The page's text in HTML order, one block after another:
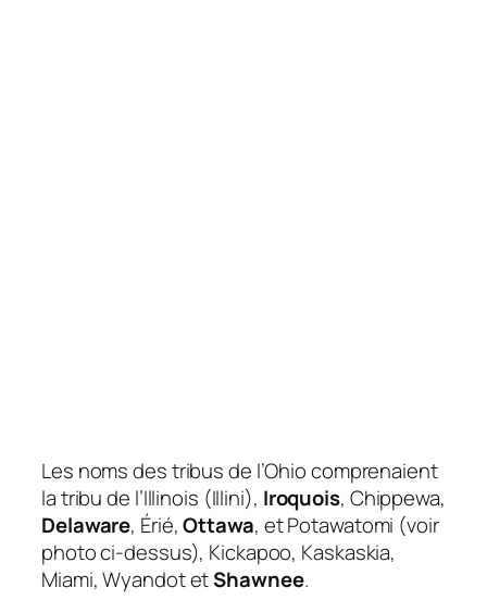
Les noms des tribus de l’Ohio comprenaient
la tribu de l’Illinois (Illini), Iroquois, Chippewa,
Delaware, Érié,Ottawa, et Potawatomi (voir
photo ci-dessus), Kickapoo, Kaskaskia,
Miami, Wyandot etShawnee.